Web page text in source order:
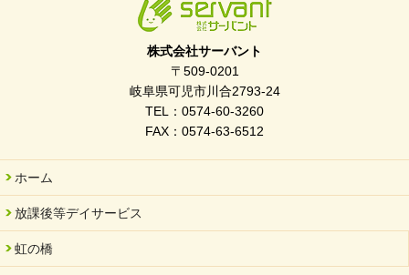
株式会社サーバント
〒509-0201
岐阜県可児市川合2793-24
TEL：0574-60-3260
FAX：0574-63-6512
ホーム
放課後等デイサービス
虹の橋